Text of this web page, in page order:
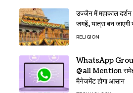
उज्जैन में महाकाल
जगहें, यात्रा बन जाएगी
RELIGION
WhatsApp
@all Mention समेत
मैनेजमेंट होगा आसान